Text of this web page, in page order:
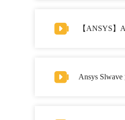
【ANSYS】
Ansys